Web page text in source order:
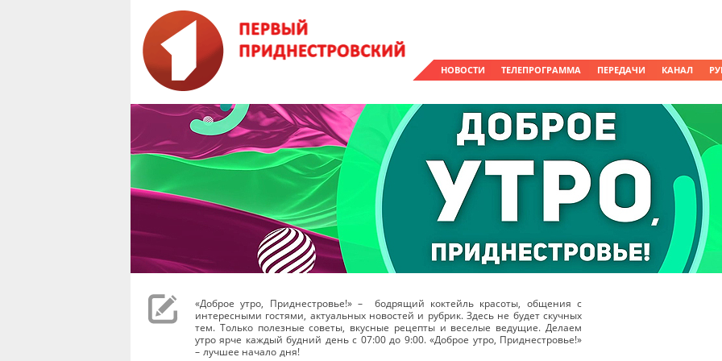
НОВОСТИ ТЕЛЕПРОГРАММА ПЕРЕДАЧИ КАНАЛ
«Доброе утро, Приднестровье!» – бодрящий коктейль красоты, общения с
интересными гостями, актуальных новостей и рубрик. Здесь не будет скучных
тем. Только полезные советы, вкусные рецепты и веселые ведущие. Делаем
утро ярче каждый будний день с 07:00 до 9:00. «Доброе утро, Приднестровье!»
– лучшее начало дня!